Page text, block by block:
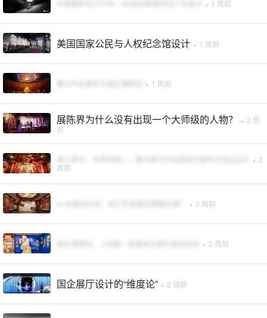
· 1 周前
美国国家公民与人权纪念馆设计 · 1 周前
· 1 周前
展陈界为什么没有出现一个大师级的人物？ · 2 周
前
· 2
周前
· 2 周前
· 2 周前
国企展厅设计的“维度论” · 2 周前